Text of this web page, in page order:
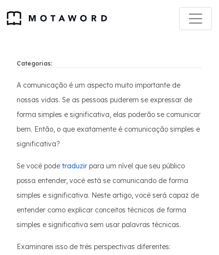
Categorias:
A comunicação é um aspecto muito importante de
nossas vidas. Se as pessoas puderem se expressar de
forma simples e significativa, elas poderão se comunicar
bem. Então, o que exatamente é comunicação simples e
significativa?
Se você pode traduzir para um nível que seu público
possa entender, você está se comunicando de forma
simples e significativa. Neste artigo, você será capaz de
entender como explicar conceitos técnicos de forma
simples e significativa sem usar palavras técnicas.
Examinarei isso de três perspectivas diferentes: